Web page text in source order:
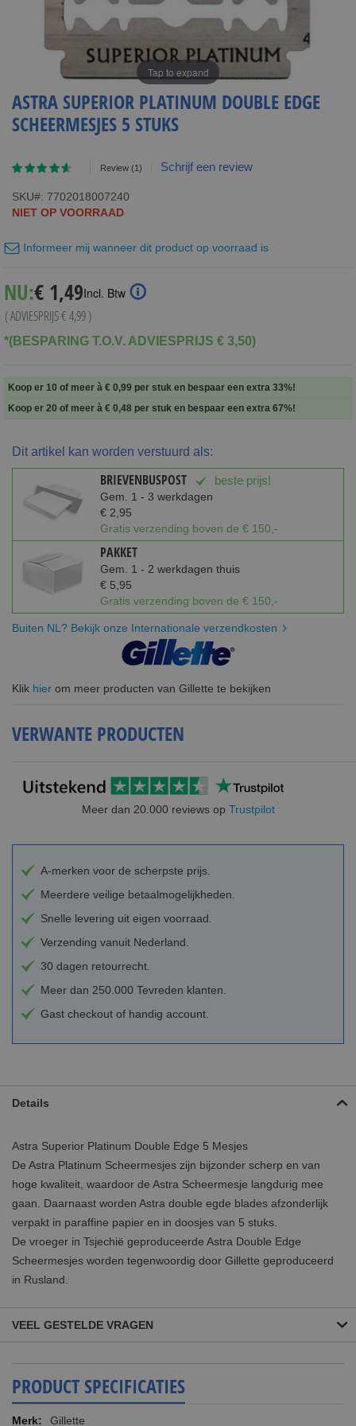
Tap to expand
ASTRA SUPERIOR PLATINUM DOUBLE EDGE
SCHEERMESJES 5 STUKS
Waardering:
Review (1) Schrijf een review
SKU
7702018007240
NIET OP VOORRAAD
Informeer mij wanneer dit product op voorraad is
NU: Special
Price
€ 1,49Incl. Btw
( ADVIESPRIJS€ 4,99)
*(BESPARING T.O.V. ADVIESPRIJS € 3,50)
Koop er 10 of meer à € 0,99 per stuk en bespaar een extra 33%!
Koop er 20 of meer à € 0,48 per stuk en bespaar een extra 67%!
Dit artikel kan worden verstuurd als:
BRIEVENBUSPOST beste prijs!
Gem. 1 - 3 werkdagen
€ 2,95
Gratis verzending boven de € 150,-
PAKKET
Gem. 1 - 2 werkdagen thuis
€ 5,95
Gratis verzending boven de € 150,-
Buiten NL? Bekijk onze Internationale verzendkosten
Klik hier om meer producten van Gillette te bekijken
VERWANTE PRODUCTEN
Meer dan 20.000 reviews op Trustpilot
A-merken voor de scherpste prijs.
Meerdere veilige betaalmogelijkheden.
Snelle levering uit eigen voorraad.
Verzending vanuit Nederland.
30 dagen retourrecht.
Meer dan 250.000 Tevreden klanten.
Gast checkout of handig account.
Details
Astra Superior Platinum Double Edge 5 Mesjes
De Astra Platinum Scheermesjes zijn bijzonder scherp en van
hoge kwaliteit, waardoor de Astra Scheermesje langdurig mee
gaan. Daarnaast worden Astra double egde blades afzonderlijk
verpakt in paraffine papier en in doosjes van 5 stuks.
De vroeger in Tsjechië geproduceerde Astra Double Edge
Scheermesjes worden tegenwoordig door Gillette geproduceerd
in Rusland.
VEEL GESTELDE VRAGEN
PRODUCT SPECIFICATIES
Meer Gillette